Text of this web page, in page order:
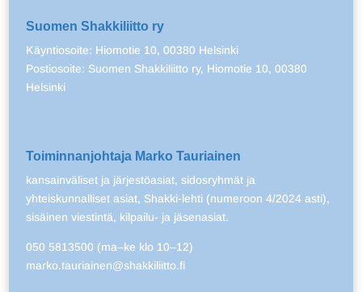
Suomen Shakkiliitto ry
Käyntiosoite: Hiomotie 10, 00380 Helsinki
Postiosoite: Suomen Shakkiliitto ry, Hiomotie 10, 00380
Helsinki
Toiminnanjohtaja Marko Tauriainen
kansainväliset ja järjestöasiat, sidosryhmät ja
yhteiskunnalliset asiat, Shakki-lehti (numeroon 4/2024 asti),
sisäinen viestintä, kilpailu- ja jäsenasiat.
050 5813500 (ma–ke klo 10–12)
marko.tauriainen@shakkiliitto.fi